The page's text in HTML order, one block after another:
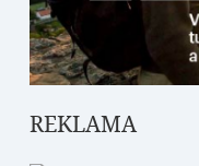
REKLAMA